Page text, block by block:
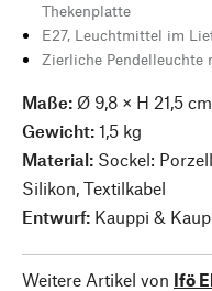
Thekenplatte
E27, Leuchtmittel im
Zierliche Pendelleuchte
Maße: Ø 9,8 × H 21,5
Gewicht: 1,5 kg
Material: Sockel:
Silikon, Textilkabel
Entwurf: Kauppi &
Weitere Artikel von Ifö